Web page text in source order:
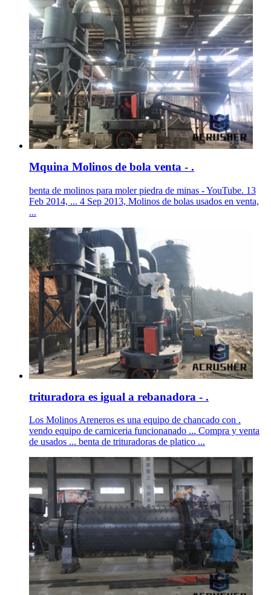
Mquina Molinos de bola venta - .
benta de molinos para moler piedra de minas - YouTube. 13
Feb 2014, ... 4 Sep 2013, Molinos de bolas usados en venta,
...
trituradora es igual a rebanadora - .
Los Molinos Areneros es una equipo de chancado con .
vendo equipo de carniceria funcionanado ... Compra y venta
de usados ... benta de trituradoras de platico ...